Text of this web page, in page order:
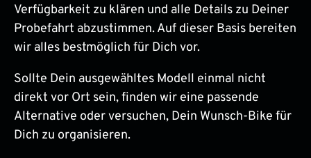
Verfügbarkeit zu klären und alle Details zu Deiner
Probefahrt abzustimmen. Auf dieser Basis bereiten
wir alles bestmöglich für Dich vor.
Sollte Dein ausgewähltes Modell einmal nicht
direkt vor Ort sein, finden wir eine passende
Alternative oder versuchen, Dein Wunsch-Bike für
Dich zu organisieren.